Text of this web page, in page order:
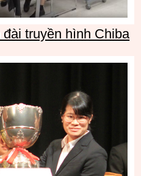
truyền hình Chiba